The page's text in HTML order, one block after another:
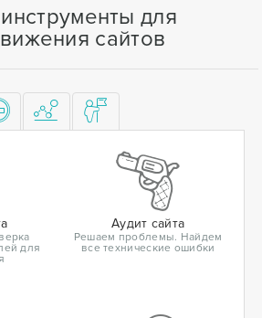
для
сайтов
для
Аудит сайта
Решаем проблемы. Найдем
все технические ошибки